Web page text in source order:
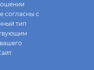
согласны с
тип